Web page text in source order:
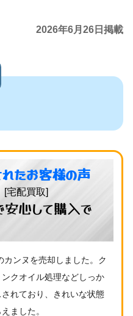
2026年6月26日掲載
たお客様の声
配買取]
心して購入で
カンヌを売却しました。ク
ンクオイル処理などしっか
されており、きれいな状態
ました。